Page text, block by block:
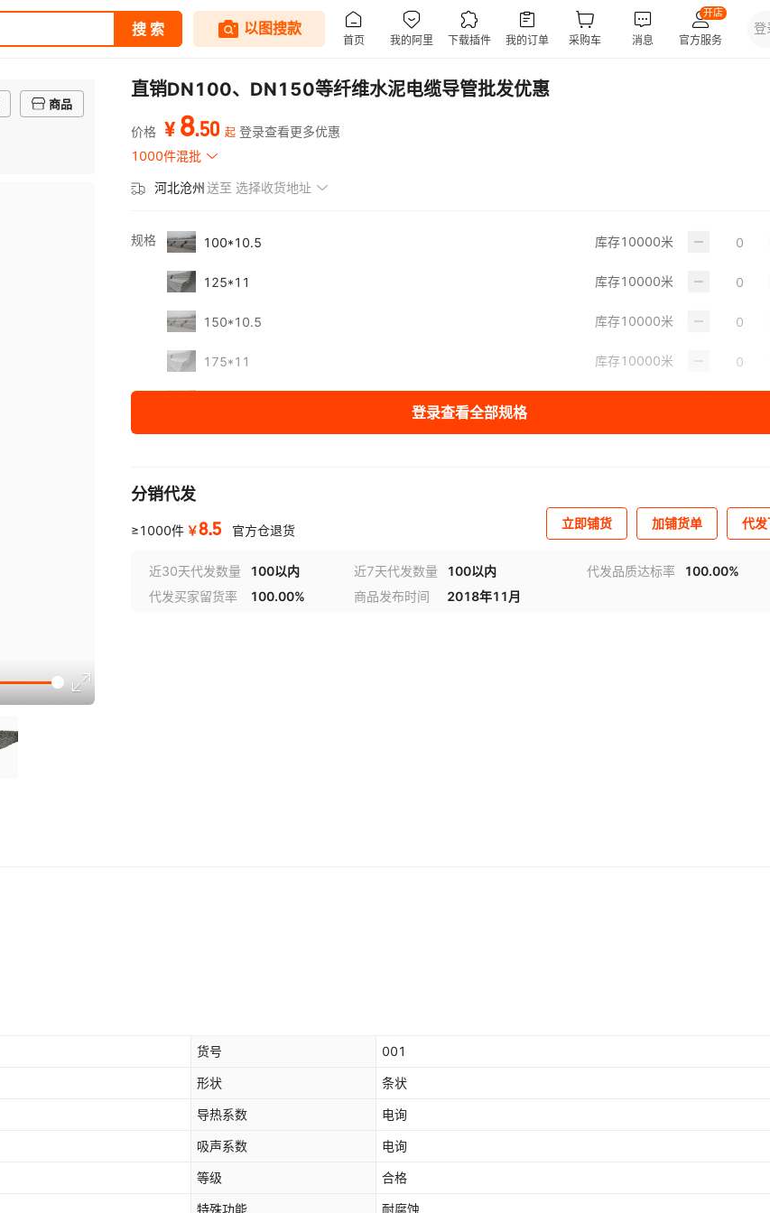
商品
直销DN100、DN150等纤维水泥电缆导管批发优惠
价格 ¥ 8.50 起 登录查看更多优惠
1000件混批
河北沧州送至 选择收货地址
规格 100*10.5 库存10000米
125*11 库存10000米
150*10.5 库存10000米
175*11 库存10000米
登录查看全部规格
分销代发
≥1000件 ￥8.5 官方仓退货 立即铺货 加铺货单 代
近30天代发数量 100以内 近7天代发数量 100以内 代发品质达标率
100.00%
代发买家留货率
100.00% 商品发布时间 2018年11月
货号 001
形状 条状
导热系数 电询
吸声系数 电询
等级 合格
特殊功能 耐腐蚀